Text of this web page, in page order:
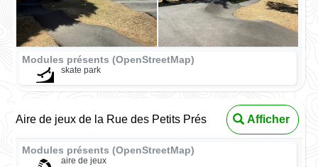
Modules présents (OpenStreetMap)
skate park
Aire de jeux de la Rue des Petits Prés Afficher
Modules présents (OpenStreetMap)
aire de jeux